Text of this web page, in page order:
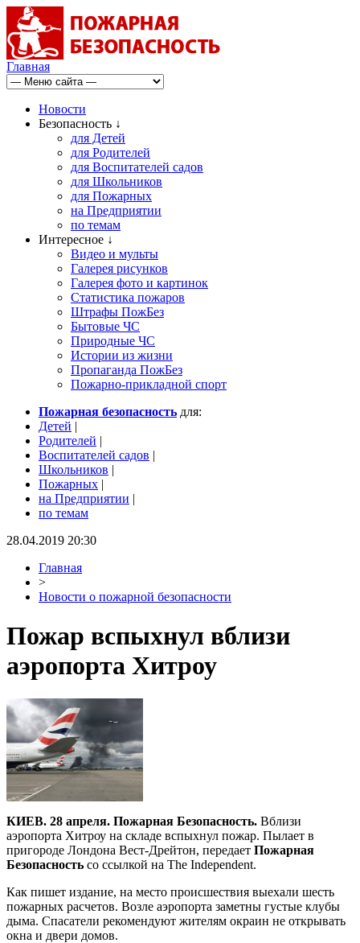
Главная
Новости
Безопасность ↓
для Детей
для Родителей
для Воспитателей садов
для Школьников
для Пожарных
на Предприятии
по темам
Интересное ↓
Видео и мульты
Галерея рисунков
Галерея фото и картинок
Статистика пожаров
Штрафы ПожБез
Бытовые ЧС
Природные ЧС
Истории из жизни
Пропаганда ПожБез
Пожарно-прикладной спорт
Пожарная безопасность для:
Детей |
Родителей |
Воспитателей садов |
Школьников |
Пожарных |
на Предприятии |
по темам
28.04.2019 20:30
Главная
>
Новости о пожарной безопасности
Пожар вспыхнул вблизи
аэропорта Хитроу
КИЕВ. 28 апреля. Пожарная Безопасность. Вблизи
аэропорта Хитроу на складе вспыхнул пожар. Пылает в
пригороде Лондона Вест-Дрейтон, передает Пожарная
Безопасность со ссылкой на The Independent.
Как пишет издание, на место происшествия выехали шесть
пожарных расчетов. Возле аэропорта заметны густые клубы
дыма. Спасатели рекомендуют жителям окраин не открывать
окна и двери домов.